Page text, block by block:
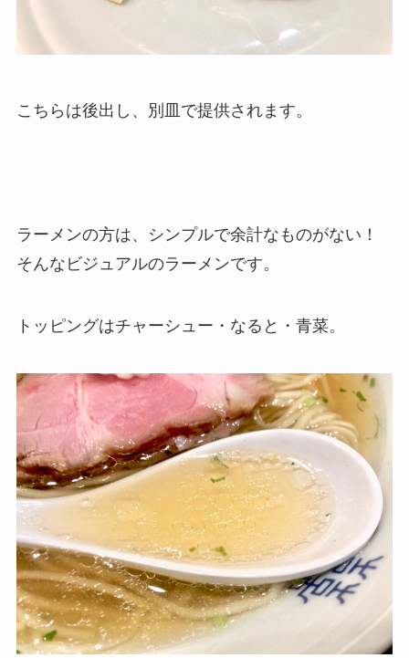
こちらは後出し、別皿で提供されます。
ラーメンの方は、シンプルで余計なものがない！
そんなビジュアルのラーメンです。
トッピングはチャーシュー・なると・青菜。